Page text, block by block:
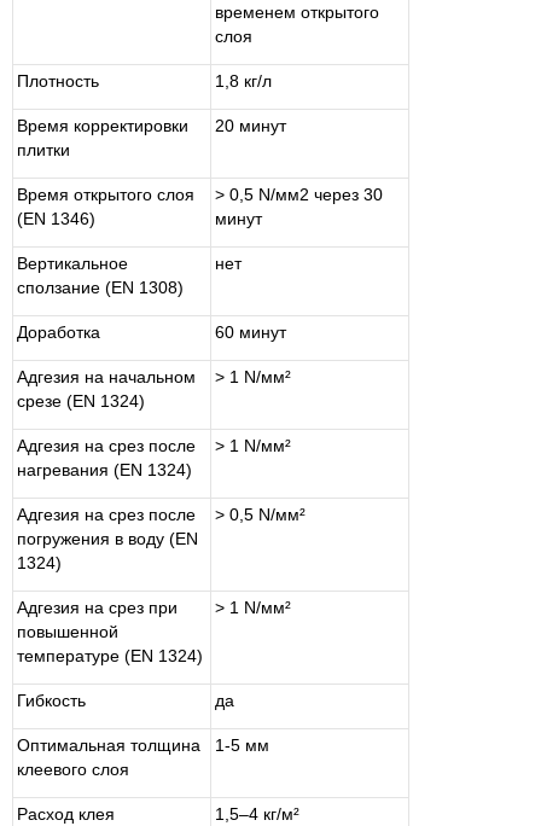
временем открытого
слоя
Плотность 1,8 кг/л
Время корректировки
плитки
20 минут
Время открытого слоя
(EN 1346)
> 0,5 N/мм2 через 30
минут
Вертикальное
сползание (EN 1308)
нет
Доработка 60 минут
Адгезия на начальном
срезе (EN 1324)
> 1 N/мм²
Адгезия на срез после
нагревания (EN 1324)
> 1 N/мм²
Адгезия на срез после
погружения в воду (EN
1324)
> 0,5 N/мм²
Адгезия на срез при
повышенной
температуре (EN 1324)
> 1 N/мм²
Гибкость да
Оптимальная толщина
клеевого слоя
1-5 мм
Расход клея 1,5–4 кг/м²